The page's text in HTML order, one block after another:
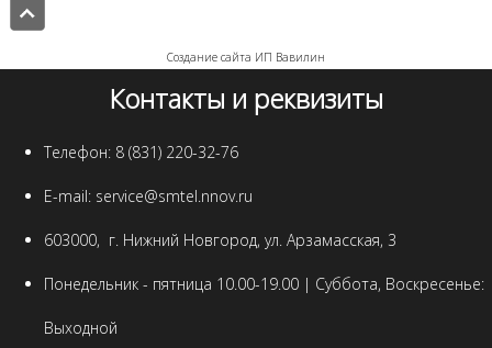
Создание сайта ИП Вавилин
Контакты и реквизиты
Телефон: 8 (831) 220-32-76
E-mail: service@smtel.nnov.ru
603000, г. Нижний Новгород, ул. Арзамасская, 3
Понедельник - пятница 10.00-19.00 | Суббота, Воскресенье:
Выходной